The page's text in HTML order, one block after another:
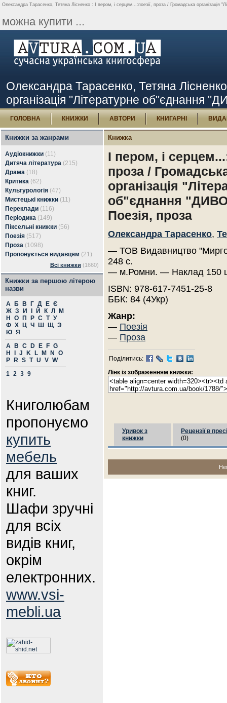
Олександра Тарасенко, Тетяна Лісненко : І пером, і серцем...:поезії, проза / Громадська
можна купити ...
Олександра Тарасенко, Тетяна
організація "Літературне об"єднання
ГОЛОВНА КНИЖКИ АВТОРИ КНИГАРНІ
Книжки за жанрами
Аудіокнижки (11)
Дитяча література (215)
Драма (18)
Критика (62)
Культурологія (47)
Мистецькі книжки (11)
Переклади (116)
Періодика (149)
Піксельні книжки (56)
Поезія (517)
Проза (1098)
Пропонується видавцям (21)
Всі книжки (1660)
Книжки за першою літерою
назви
А Б В Г Д Е Є
Ж З И Й К Л
М
Н
О П Р С Т У
Ф Х Ц Ч Ш Щ Э
Ю Я
A
B C D E F G
H
J K L M N
O
P
R S T U V W
1 2 3 9
Книголюбам
пропонуємо
купить
мебель
для ваших
книг.
Шафи зручні
для всіх
видів книг,
окрім
електронних.
www.vsi-
mebli.ua
Книжка
І пером, і
проза /
організація
об"єднання
Поезія, проза
Олександра Тарасенко,
— ТОВ Видавництво
248 с.
— м.Ромни. — Наклад 150
ISBN: 978-617-7451-25-8
ББК: 84 (4Укр)
Жанр:
— Поезія
— Проза
Поділитись:
Лінк із зображенням книжки:
Уривок з
книжки
Рецензії в пресі
(0)